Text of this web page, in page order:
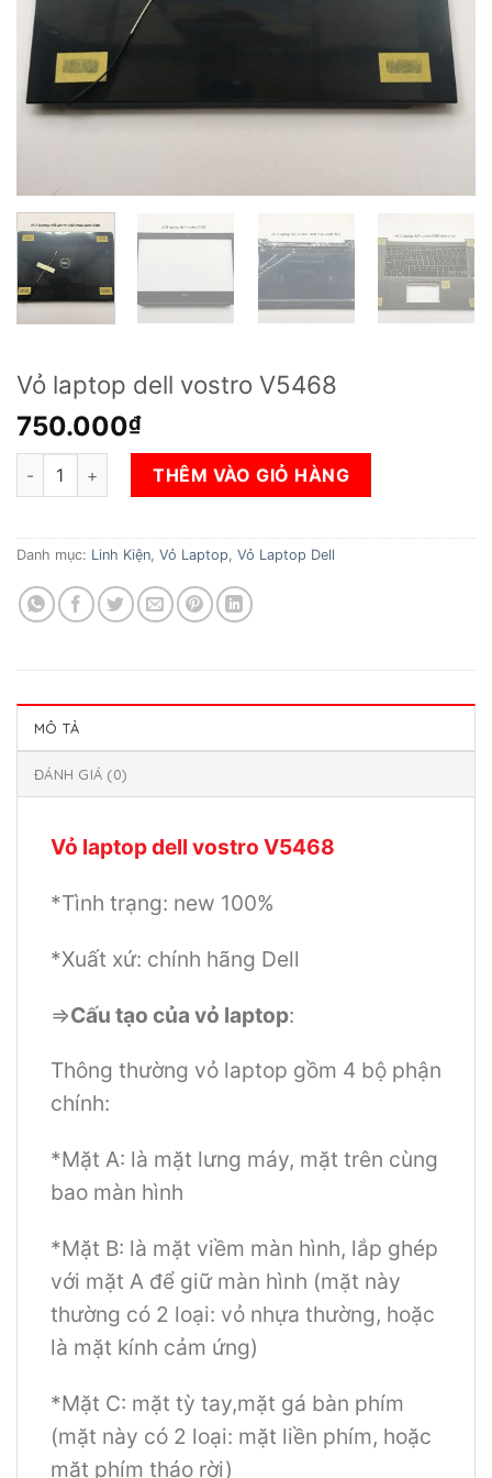
Vỏ laptop dell vostro V5468
750.000₫
Vỏ laptop dell vostro V5468 số lượng
THÊM VÀO GIỎ HÀNG
Danh mục: Linh Kiện, Vỏ Laptop, Vỏ Laptop Dell
MÔ TẢ
ĐÁNH GIÁ (0)
Vỏ laptop dell vostro V5468
*Tình trạng: new 100%
*Xuất xứ: chính hãng Dell
=>Cấu tạo của vỏ laptop:
Thông thường vỏ laptop gồm 4 bộ phận
chính:
*Mặt A: là mặt lưng máy, mặt trên cùng
bao màn hình
*Mặt B: là mặt viềm màn hình, lắp ghép
với mặt A để giữ màn hình (mặt này
thường có 2 loại: vỏ nhựa thường, hoặc
là mặt kính cảm ứng)
*Mặt C: mặt tỳ tay,mặt gá bàn phím
(mặt này có 2 loại: mặt liền phím, hoặc
mặt phím tháo rời)